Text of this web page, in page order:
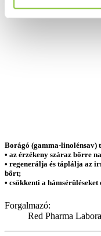
Borágó (gamma-linolénsav)
• az érzékeny száraz bőrre
• regenerálja és táplálja az
bőrt;
• csökkenti a
Forgalmazó:
Red Pharma